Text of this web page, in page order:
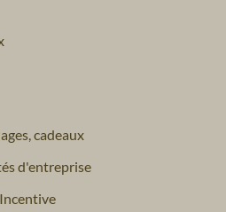
cadeaux
d'entreprise
Incentive